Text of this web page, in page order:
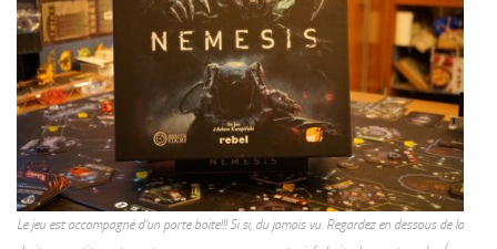
Le jeu est accompagné d’un porte boite!!! Si si, du jamais vu. Regardez en dessous de la